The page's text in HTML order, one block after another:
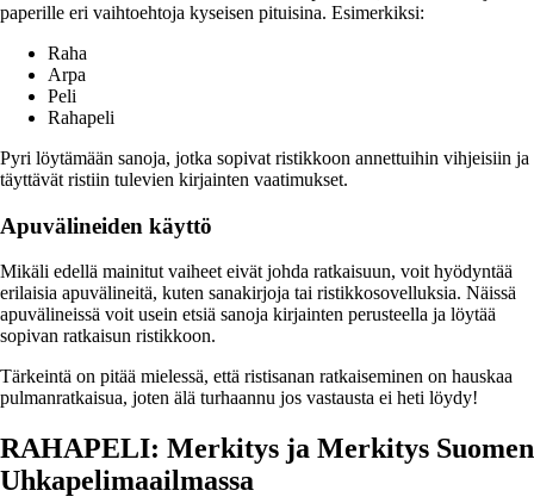
paperille eri vaihtoehtoja kyseisen pituisina. Esimerkiksi:
Raha
Arpa
Peli
Rahapeli
Pyri löytämään sanoja, jotka sopivat ristikkoon annettuihin vihjeisiin ja
täyttävät ristiin tulevien kirjainten vaatimukset.
Apuvälineiden käyttö
Mikäli edellä mainitut vaiheet eivät johda ratkaisuun, voit hyödyntää
erilaisia apuvälineitä, kuten sanakirjoja tai ristikkosovelluksia. Näissä
apuvälineissä voit usein etsiä sanoja kirjainten perusteella ja löytää
sopivan ratkaisun ristikkoon.
Tärkeintä on pitää mielessä, että ristisanan ratkaiseminen on hauskaa
pulmanratkaisua, joten älä turhaannu jos vastausta ei heti löydy!
RAHAPELI: Merkitys ja Merkitys Suomen
Uhkapelimaailmassa